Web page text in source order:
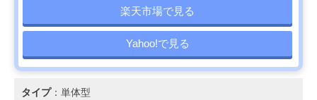
楽天市場で見る
Yahoo!で見る
タイプ：単体型